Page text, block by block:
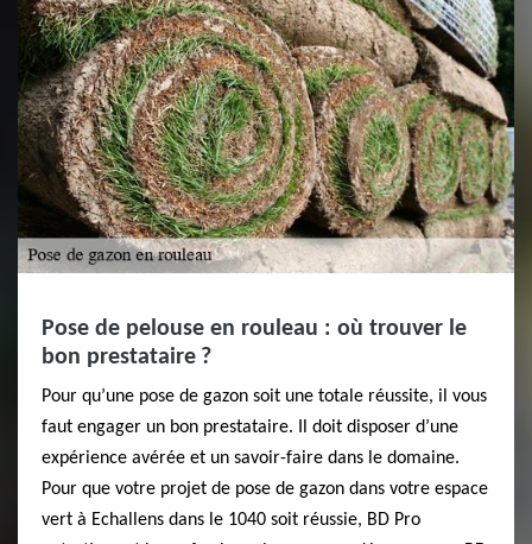
Pose de pelouse en rouleau : où trouver le
bon prestataire ?
Pour qu’une pose de gazon soit une totale réussite, il vous
faut engager un bon prestataire. Il doit disposer d’une
expérience avérée et un savoir-faire dans le domaine.
Pour que votre projet de pose de gazon dans votre espace
vert à Echallens dans le 1040 soit réussie, BD Pro